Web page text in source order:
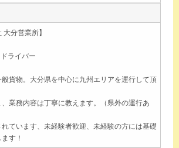
大分営業所】
ライバー
貨物。大分県を中心に九州エリアを運行して頂
業務内容は丁寧に教えます。（県外の運行あ
ています、未経験者歓迎、未経験の方には基礎
す！